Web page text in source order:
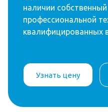
наличии
профессиональной
квалифицированных
Узнать цену